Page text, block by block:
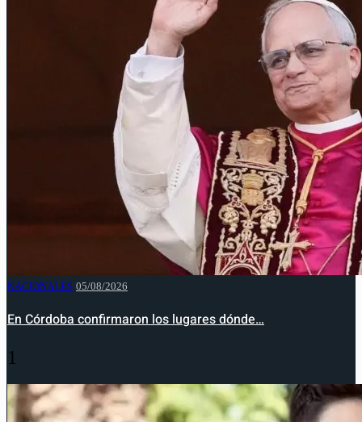
NACIONALES 05/08/2026
En Córdoba confirmaron los lugares dónde…
1